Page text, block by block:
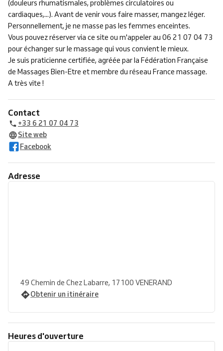
(douleurs rhumatismales, problèmes circulatoires ou
cardiaques,...). Avant de venir vous faire masser, mangez léger.
Personnellement, je ne masse pas les femmes enceintes.
Vous pouvez réserver via ce site ou m'appeler au 06 21 07 04 73
pour échanger sur le massage qui vous convient le mieux.
Je suis praticienne certifiée, agréée par la Fédération Française
de Massages Bien-Etre et membre du réseau France massage.
A très vite !
Contact
+33 6 21 07 04 73
Site web
Facebook
Adresse
49 Chemin de Chez Labarre, 17100 VENERAND
Obtenir un itinéraire
Heures d'ouverture